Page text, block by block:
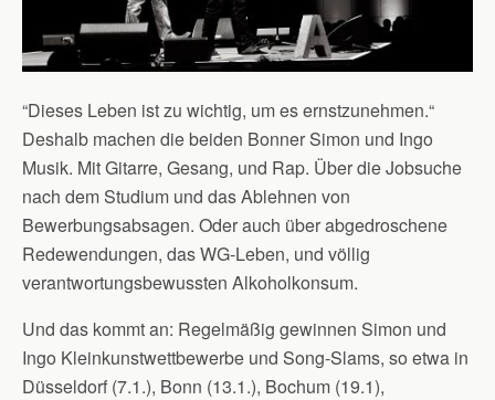
“Dieses Leben ist zu wichtig, um es ernstzunehmen.“
Deshalb machen die beiden Bonner Simon und Ingo
Musik. Mit Gitarre, Gesang, und Rap. Über die Jobsuche
nach dem Studium und das Ablehnen von
Bewerbungsabsagen. Oder auch über abgedroschene
Redewendungen, das WG-Leben, und völlig
verantwortungsbewussten Alkoholkonsum.
Und das kommt an: Regelmäßig gewinnen Simon und
Ingo Kleinkunstwettbewerbe und Song-Slams, so etwa in
Düsseldorf (7.1.), Bonn (13.1.), Bochum (19.1),